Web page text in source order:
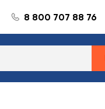
8 800 707 88 76